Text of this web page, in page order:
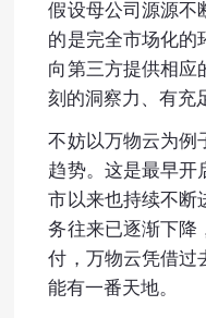
假设母公司源源不
的是完全市场化的
向第三方提供相应
刻的洞察力、有充
不妨以万物云为例
趋势。这是最早开
市以来也持续不断
务往来已逐渐下降
付，万物云凭借过
能有一番天地。